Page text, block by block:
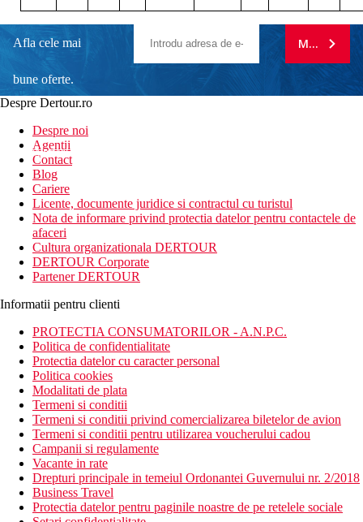
Afla cele mai
bune oferte.
newsletter!
MA
Despre Dertour.ro
Despre noi
Agentii
Contact
Blog
Cariere
Licente, documente juridice si contractul cu turistul
Nota de informare privind protectia datelor pentru contactele de
afaceri
Cultura organizationala DERTOUR
DERTOUR Corporate
Partener DERTOUR
Informatii pentru clienti
PROTECTIA CONSUMATORILOR - A.N.P.C.
Politica de confidentialitate
Protectia datelor cu caracter personal
Politica cookies
Modalitati de plata
Termeni si conditii
Termeni si conditii privind comercializarea biletelor de avion
Termeni si conditii pentru utilizarea voucherului cadou
Campanii si regulamente
Vacante in rate
Drepturi principale in temeiul Ordonantei Guvernului nr. 2/2018
Business Travel
Protectia datelor pentru paginile noastre de pe retelele sociale